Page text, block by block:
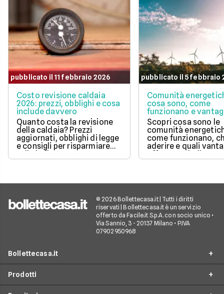
naturale.
Illumia e Ajò Energia
risparmiare fin da
pubblicato il 11 febbraio 2026
Costo revisione caldaia
2026: prezzi, obblighi e cosa
include davvero
Quanto costa la revisione
della caldaia? Prezzi
aggiornati, obblighi di legge
e consigli per risparmiare
pubblicato il 5 febbraio
Comunità
cosa sono, come
funzionano e
Scopri cosa sono le
comunità
come funzionano,
aderire e quali
sostenibilità.
© 2026 Bollettecasa.it | Tutti i diritti
riservati | Bollettecasa.it è un servizio
offerto da Facile.it S.p.A. con socio unico •
Via Sannio, 3 - 20137 Milano • P.IVA
07902950968
Bollettecasa.it
Prodotti